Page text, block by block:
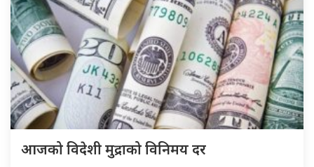
आजको विदेशी मुद्राको विनिमय दर